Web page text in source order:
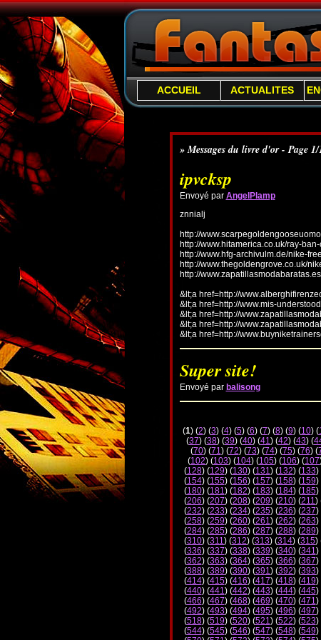
ACCUEIL ACTUALITES
» Messages du livre d'or - Page 1/
ipvcksp
Envoyé par AngelPlamp
znnialj
http://
http://www.hitamerica.co.uk/ray-
http://www.hfg-archivulm.de/nike-
http://www.thegoldengrove.co.uk/
http://
&lt;a href=http://
&lt;a href=http://www.mis-
&lt;a href=http://
&lt;a href=http://
&lt;a href=http://
Super site!
Envoyé par balisong
(1) (2) (3) (4) (5) (6) (7) (8) (9) (10) (
(37) (38) (39) (40) (41) (42) (43) (
(70) (71) (72) (73) (74) (75) (76) (
(102) (103) (104) (105) (106) (107
(128) (129) (130) (131) (132) (133)
(154) (155) (156) (157) (158) (159)
(180) (181) (182) (183) (184) (185)
(206) (207) (208) (209) (210) (211)
(232) (233) (234) (235) (236) (237)
(258) (259) (260) (261) (262) (263)
(284) (285) (286) (287) (288) (289)
(310) (311) (312) (313) (314) (315)
(336) (337) (338) (339) (340) (341)
(362) (363) (364) (365) (366) (367)
(388) (389) (390) (391) (392) (393)
(414) (415) (416) (417) (418) (419)
(440) (441) (442) (443) (444) (445)
(466) (467) (468) (469) (470) (471)
(492) (493) (494) (495) (496) (497)
(518) (519) (520) (521) (522) (523)
(544) (545) (546) (547) (548) (549)